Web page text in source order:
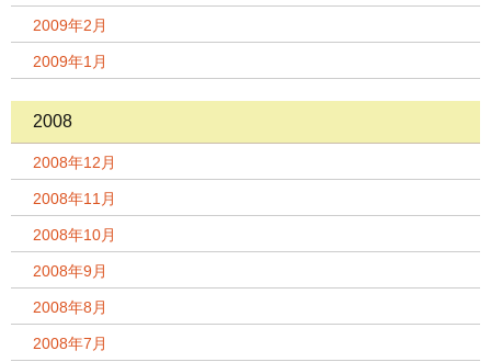
2009年2月
2009年1月
2008
2008年12月
2008年11月
2008年10月
2008年9月
2008年8月
2008年7月